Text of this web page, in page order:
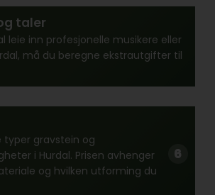
taler
leie inn profesjonelle musikere eller
må du beregne ekstrautgifter til
typer gravstein og
i Hurdal. Prisen avhenger
og hvilken utforming du